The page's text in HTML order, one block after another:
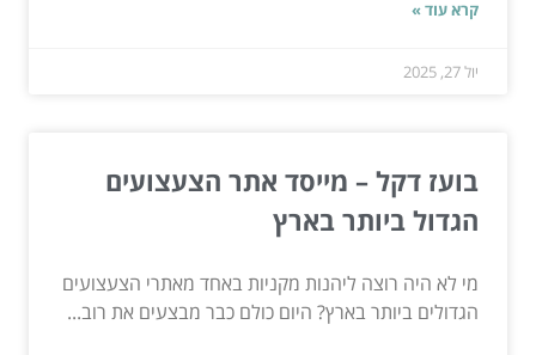
קרא עוד »
יול 27, 2025
בועז דקל – מייסד אתר הצעצועים
הגדול ביותר בארץ
מי לא היה רוצה ליהנות מקניות באחד מאתרי הצעצועים
הגדולים ביותר בארץ? היום כולם כבר מבצעים את רוב...